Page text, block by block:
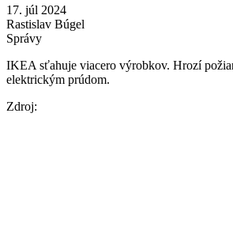
17. júl 2024
Rastislav Búgel
Správy
IKEA sťahuje viacero výrobkov. Hrozí
elektrickým prúdom.
Zdroj: